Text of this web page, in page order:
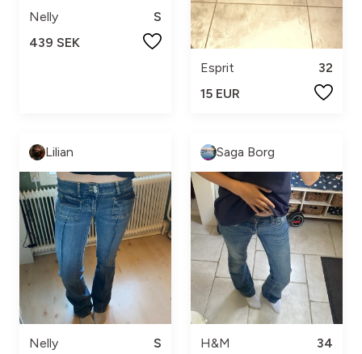
Nelly
S
439 SEK
Esprit
32
15 EUR
Lilian
Nelly
S
Saga Borg
H&M
34